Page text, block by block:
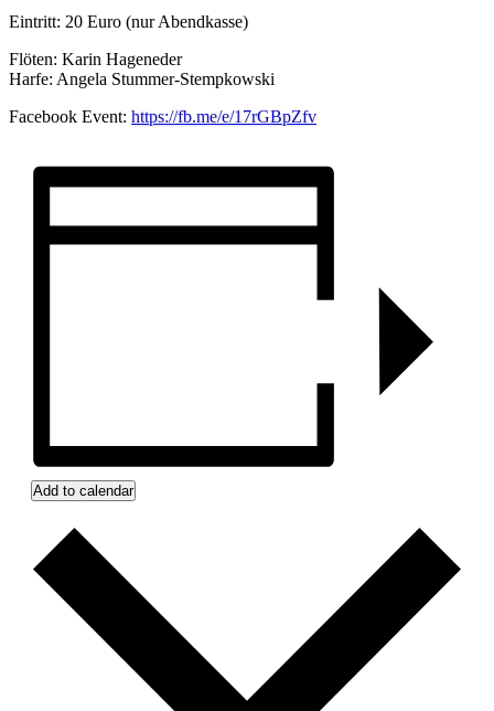
Eintritt: 20 Euro (nur Abendkasse)
Flöten: Karin Hageneder
Harfe: Angela Stummer-Stempkowski
Facebook Event: https://fb.me/e/17rGBpZfv
Add to calendar